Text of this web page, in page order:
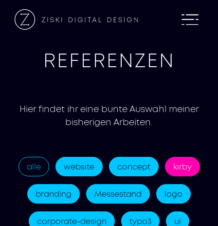
REFERENZEN
Hier findet ihr eine bunte Auswahl meiner
bisherigen Arbeiten.
alle website concept kirby
branding Messestand logo
corporate-design typo3 ui